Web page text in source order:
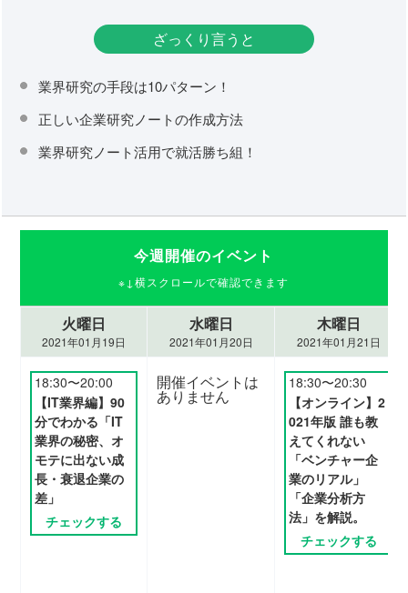
ざっくり言うと
業界研究の手段は10パターン！
正しい企業研究ノートの作成方法
業界研究ノート活用で就活勝ち組！
今週開催のイベント
火曜日
2021年01月19日
水曜日
2021年01月20日
木曜日
2021年01月21日
18:30〜20:00
【IT業界編】90
分でわかる「IT
業界の秘密、オ
モテに出ない成
長・衰退企業の
差」
チェックする
開催イベントは
ありません
18:30〜20:30
【オンライン】2
021年版 誰も教
えてくれない
「ベンチャー企
業のリアル」
「企業分析方
法」を解説。
チェックする